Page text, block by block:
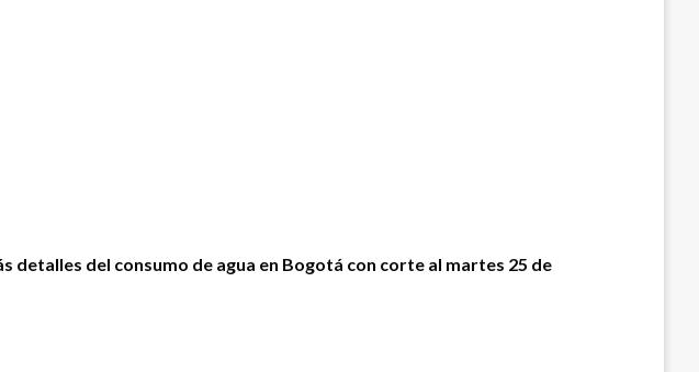
detalles del consumo de agua en Bogotá con corte al martes 25 de